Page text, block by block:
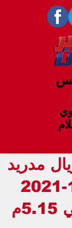
مدريد
ضد غرناطة 21-11-2021